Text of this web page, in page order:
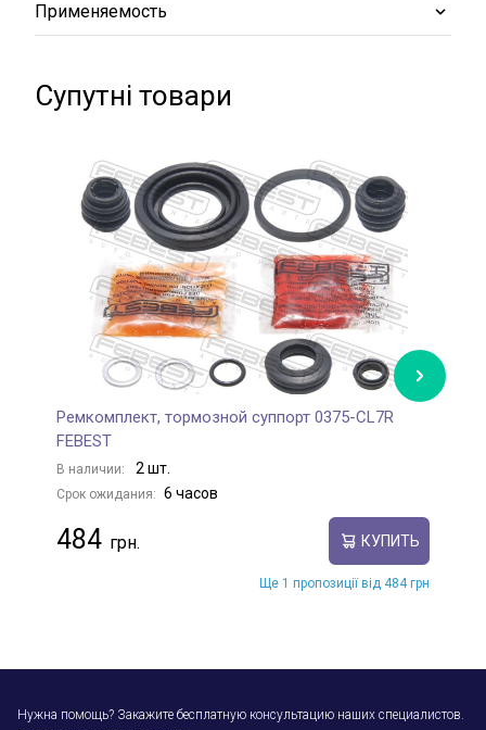
Применяемость
Супутні товари
Ремкомплект, тормозной суппорт 0375-CL7R
FEBEST
В наличии: 2 шт.
Срок ожидания: 6 часов
484 КУПИТЬ
Ще 1 пропозиції від 484 грн
Нужна помощь? Закажите бесплатную консультацию наших специалистов.